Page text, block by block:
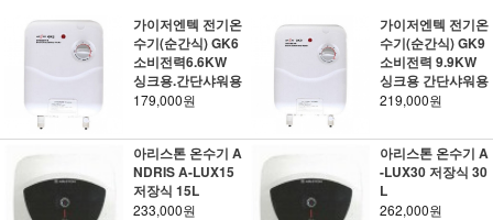
가이저엔텍 전기온
수기(순간식) GK6
소비전력6.6KW
싱크용.간단샤워용
179,000원
가이저엔텍 전기온
수기(순간식) GK9
소비전력 9.9KW
싱크용 간단샤워용
219,000원
아리스톤 온수기 A
NDRIS A-LUX15
저장식 15L
233,000원
아리스톤 온수기 A
-LUX30 저장식 30
L
262,000원